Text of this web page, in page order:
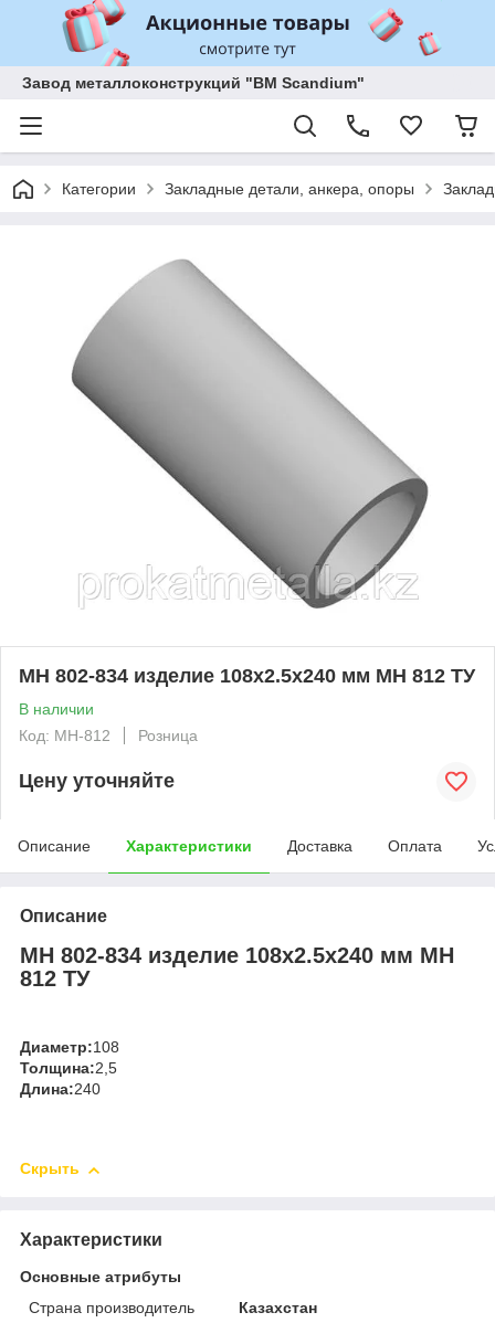
Завод металлоконструкций "BM Scandium"
Категории Закладные детали, анкера, опоры
МН 802-834 изделие 108x2.5x240 мм МН 812 ТУ
В наличии
Код: MH-812
Розница
Цену уточняйте
Описание Характеристики Доставка Оплата
Описание
МН 802-834 изделие 108x2.5x240 мм МН
812 ТУ
Диаметр:108
Толщина:2,5
Длина:240
Скрыть
Характеристики
Основные атрибуты
Страна производитель
Казахстан